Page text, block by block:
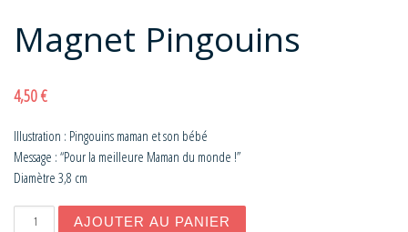
Magnet Pingouins
4,50€
Illustration : Pingouins maman et son bébé
Message : “Pour la meilleure Maman du monde !”
Diamètre 3,8 cm
quantité de Magnet Pingouins
AJOUTER AU PANIER